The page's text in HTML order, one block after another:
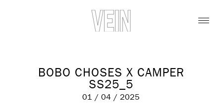
BOBO CHOSES X CAMPER
SS25_5
01 / 04 / 2025